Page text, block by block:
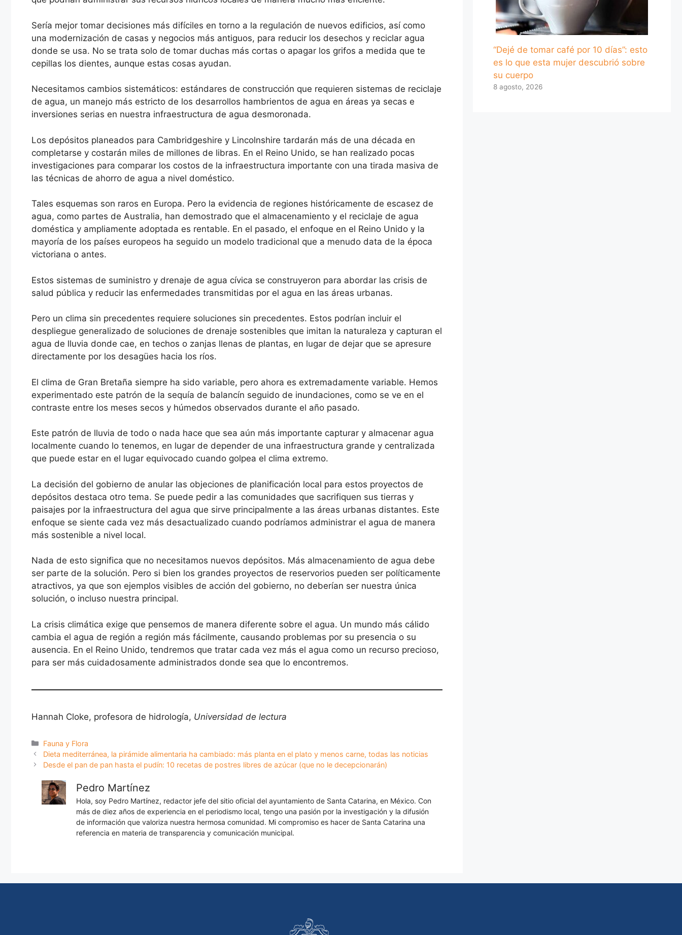
Sería mejor tomar decisiones más difíciles en torno a la regulación de nuevos edificios, así como
una modernización de casas y negocios más antiguos, para reducir los desechos y reciclar agua
donde se usa. No se trata solo de tomar duchas más cortas o apagar los grifos a medida que te
cepillas los dientes, aunque estas cosas ayudan.
Necesitamos cambios sistemáticos: estándares de construcción que requieren sistemas de reciclaje
de agua, un manejo más estricto de los desarrollos hambrientos de agua en áreas ya secas e
inversiones serias en nuestra infraestructura de agua desmoronada.
Los depósitos planeados para Cambridgeshire y Lincolnshire tardarán más de una década en
completarse y costarán miles de millones de libras. En el Reino Unido, se han realizado pocas
investigaciones para comparar los costos de la infraestructura importante con una tirada masiva de
las técnicas de ahorro de agua a nivel doméstico.
Tales esquemas son raros en Europa. Pero la evidencia de regiones históricamente de escasez de
agua, como partes de Australia, han demostrado que el almacenamiento y el reciclaje de agua
doméstica y ampliamente adoptada es rentable. En el pasado, el enfoque en el Reino Unido y la
mayoría de los países europeos ha seguido un modelo tradicional que a menudo data de la época
victoriana o antes.
Estos sistemas de suministro y drenaje de agua cívica se construyeron para abordar las crisis de
salud pública y reducir las enfermedades transmitidas por el agua en las áreas urbanas.
Pero un clima sin precedentes requiere soluciones sin precedentes. Estos podrían incluir el
despliegue generalizado de soluciones de drenaje sostenibles que imitan la naturaleza y capturan el
agua de lluvia donde cae, en techos o zanjas llenas de plantas, en lugar de dejar que se apresure
directamente por los desagües hacia los ríos.
El clima de Gran Bretaña siempre ha sido variable, pero ahora es extremadamente variable. Hemos
experimentado este patrón de la sequía de balancín seguido de inundaciones, como se ve en el
contraste entre los meses secos y húmedos observados durante el año pasado.
Este patrón de lluvia de todo o nada hace que sea aún más importante capturar y almacenar agua
localmente cuando lo tenemos, en lugar de depender de una infraestructura grande y centralizada
que puede estar en el lugar equivocado cuando golpea el clima extremo.
La decisión del gobierno de anular las objeciones de planificación local para estos proyectos de
depósitos destaca otro tema. Se puede pedir a las comunidades que sacrifiquen sus tierras y
paisajes por la infraestructura del agua que sirve principalmente a las áreas urbanas distantes. Este
enfoque se siente cada vez más desactualizado cuando podríamos administrar el agua de manera
más sostenible a nivel local.
Nada de esto significa que no necesitamos nuevos depósitos. Más almacenamiento de agua debe
ser parte de la solución. Pero si bien los grandes proyectos de reservorios pueden ser políticamente
atractivos, ya que son ejemplos visibles de acción del gobierno, no deberían ser nuestra única
solución, o incluso nuestra principal.
La crisis climática exige que pensemos de manera diferente sobre el agua. Un mundo más cálido
cambia el agua de región a región más fácilmente, causando problemas por su presencia o su
ausencia. En el Reino Unido, tendremos que tratar cada vez más el agua como un recurso precioso,
para ser más cuidadosamente administrados donde sea que lo encontremos.
Hannah Cloke, profesora de hidrología, Universidad de lectura
Categorías
Fauna y Flora
Dieta mediterránea, la pirámide alimentaria ha cambiado: más planta en el plato y menos carne, todas las noticias
Desde el pan de pan hasta el pudín: 10 recetas de postres libres de azúcar (que no le decepcionarán)
Pedro Martínez
Hola, soy Pedro Martínez, redactor jefe del sitio oficial del ayuntamiento de Santa Catarina, en México. Con
más de diez años de experiencia en el periodismo local, tengo una pasión por la investigación y la difusión
de información que valoriza nuestra hermosa comunidad. Mi compromiso es hacer de Santa Catarina una
referencia en materia de transparencia y comunicación municipal.
“Dejé de tomar café por 10 días”: esto
es lo que esta mujer descubrió sobre
su cuerpo
8 agosto, 2026